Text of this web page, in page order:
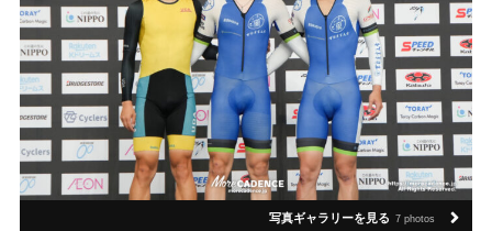
写真ギャラリーを見る 7 photos